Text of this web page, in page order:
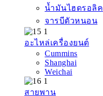
น้ำมันไฮดรอลิค
จารบีตัวหนอน
อะไหล่เครื่องยนต์
Cummins
Shanghai
Weichai
สายพาน